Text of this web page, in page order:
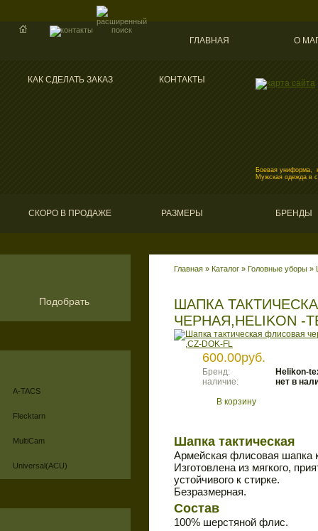
ГЛАВНАЯ О
КАК СДЕЛАТЬ ЗАКАЗ КОНТАКТЫ
Боевая униформа,
Мужская одежда в
СКОРО В ПРОДАЖЕ РАЗМЕРЫ БРЕНДЫ
Подобрать
A-TACS
Flecktarn
MultiCam
Universal(ACU)
Главная » Каталог » Головные уборы »
ШАПКА
ЧЕРНАЯ,HELIKON -
600.00руб.
Бренд:
Helikon-
наличие:
нет в
В корзину
Шапка тактическая
Армейская флисовая шапка
Изготовлена из мягкого,
устойчивого к стирке.
Безразмерная.
Состав
100% шерстяной флис.